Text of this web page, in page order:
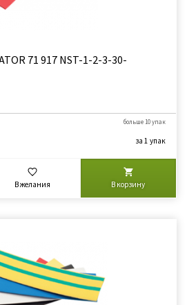
71 917 NST-1-2-3-30-
больше 10 упак
за 1 упак
В желания В корзину